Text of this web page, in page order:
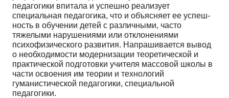
педагогики впитала и успешно реали­зует
специальная педагогика, что и объясняет ее успеш­
ность в обучении детей с различными, часто
тяжелыми нарушениями или отклонениями
психофизического развития. Напрашивается вывод
о необходимости мо­дернизации теоретической и
практической подготовки учителя массовой школы в
части освоения им теории и технологий
гуманистической педагогики, специальной
педагогики.